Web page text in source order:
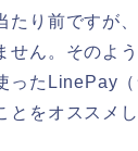
たり前ですが
せん。そのよ
ったLinePay
とをオススメし